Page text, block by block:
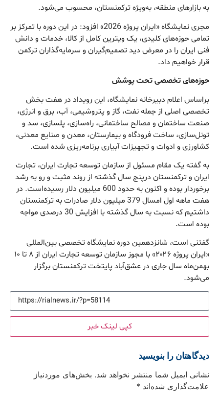
به بازارهای منطقه، به‌ویژه ترکمنستان، محسوب می‌شود.
مجری نمایشگاه «ایران پروژه 2026» افزود: در این دوره با تمرکز بر
تمامی حوزه‌های کلیدی، یک ویترین کامل از کالا، خدمات و دانش
فنی ایران را در معرض دید تصمیم‌گیران و سرمایه‌گذاران ترکمن
قرار خواهیم داد.
حوزه‌های تخصصی تحت پوشش
براساس اعلام دبیرخانه نمایشگاه، این رویداد در هفت بخش
تخصصی اصلی از جمله نفت، گاز و پتروشیمی، آب، برق و انرژی،
صنعت ساختمان و مصالح ساختمانی، راه‌سازی، پلسازی، سد و
تونل‌سازی، ساخت فرودگاه و بیمارستان، معدن و صنایع معدنی،
کشاورزی و ادوات و تجهیزات آبیاری برنامه‌ریزی شده است.
به گفته یک مقام مسئول از سازمان توسعه تجارت ایران، تجارت
ایران و ترکمنستان درپنج سال گذشته از روند مثبت و رو به رشد
برخوردار بوده و اکنون به حدود 600 میلیون دلار رسیده‌است. در
هفت ماهه اول امسال 379 میلیون دلار صادرات به ترکمنستان
داشتیم که نسبت به سال گذشته با افزایش 30 درصدی مواجه
بوده است.
گفتنی است، شانزدهمین دوره نمایشگاه تخصصی بین‌المللی
«ایران پروژه ۲۰۲۶» با مجوز سازمان توسعه تجارت ایران از ۸ تا ۱۰
بهمن‌ماه سال جاری در عشق‌آباد پایتخت ترکمنستان برگزار
می‌شود.
کپی لینک خبر
دیدگاهتان را بنویسید
نشانی ایمیل شما منتشر نخواهد شد. بخش‌های موردنیاز
علامت‌گذاری شده‌اند *